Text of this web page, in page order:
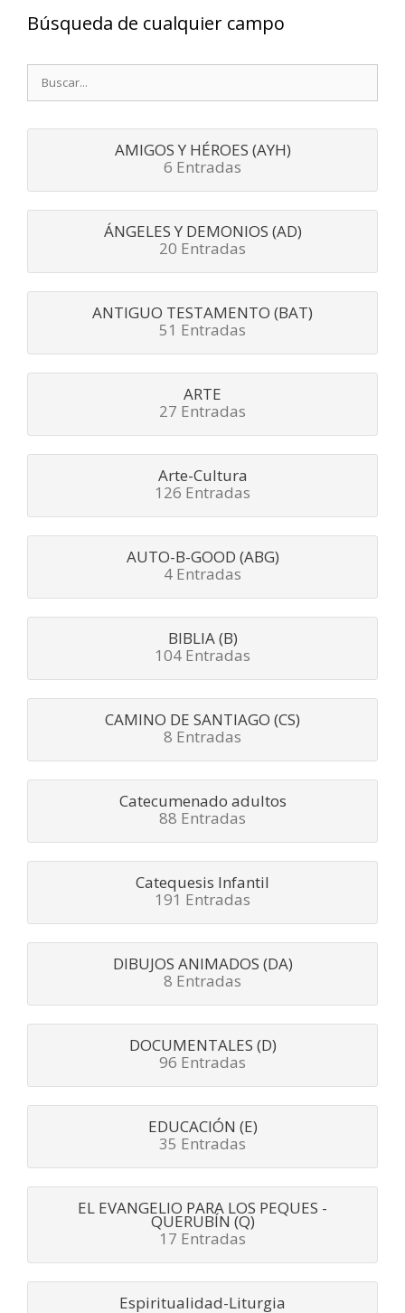
Búsqueda de cualquier campo
Buscar:
AMIGOS Y HÉROES (AYH)
6 Entradas
ÁNGELES Y DEMONIOS (AD)
20 Entradas
ANTIGUO TESTAMENTO (BAT)
51 Entradas
ARTE
27 Entradas
Arte-Cultura
126 Entradas
AUTO-B-GOOD (ABG)
4 Entradas
BIBLIA (B)
104 Entradas
CAMINO DE SANTIAGO (CS)
8 Entradas
Catecumenado adultos
88 Entradas
Catequesis Infantil
191 Entradas
DIBUJOS ANIMADOS (DA)
8 Entradas
DOCUMENTALES (D)
96 Entradas
EDUCACIÓN (E)
35 Entradas
EL EVANGELIO PARA LOS PEQUES -
QUERUBÍN (Q)
17 Entradas
Espiritualidad-Liturgia